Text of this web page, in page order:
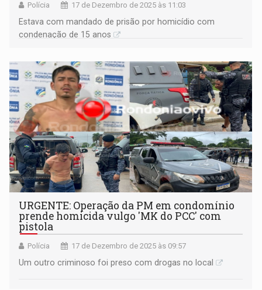
Polícia 17 de Dezembro de 2025 às 11:03
Estava com mandado de prisão por homicídio com
condenação de 15 anos
URGENTE: Operação da PM em condomínio
prende homicida vulgo 'MK do PCC' com
pistola
Polícia 17 de Dezembro de 2025 às 09:57
Um outro criminoso foi preso com drogas no local